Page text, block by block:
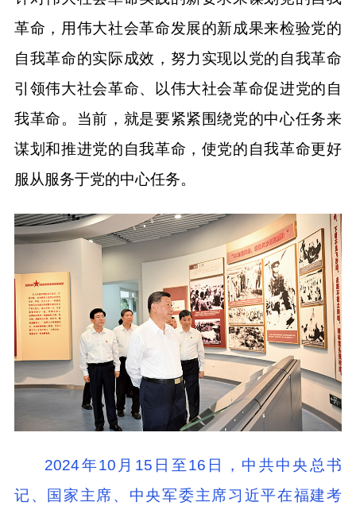
革命，用伟大社会革命发展的新成果来检验党的
自我革命的实际成效，努力实现以党的自我革命
引领伟大社会革命、以伟大社会革命促进党的自
我革命。当前，就是要紧紧围绕党的中心任务来
谋划和推进党的自我革命，使党的自我革命更好
服从服务于党的中心任务。
2024年10月15日至16日，中共中央总书
记、国家主席、中央军委主席习近平在福建考